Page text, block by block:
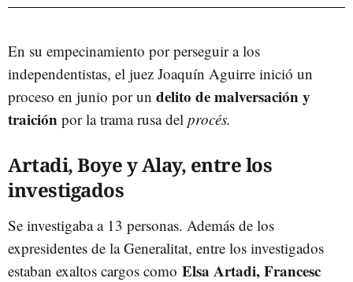
En su empecinamiento por perseguir a los
independentistas, el juez Joaquín Aguirre inició un
proceso en junio por un delito de malversación y
traición por la trama rusa del procés.
Artadi, Boye y Alay, entre los
investigados
Se investigaba a 13 personas. Además de los
expresidentes de la Generalitat, entre los investigados
estaban exaltos cargos como Elsa Artadi, Francesc